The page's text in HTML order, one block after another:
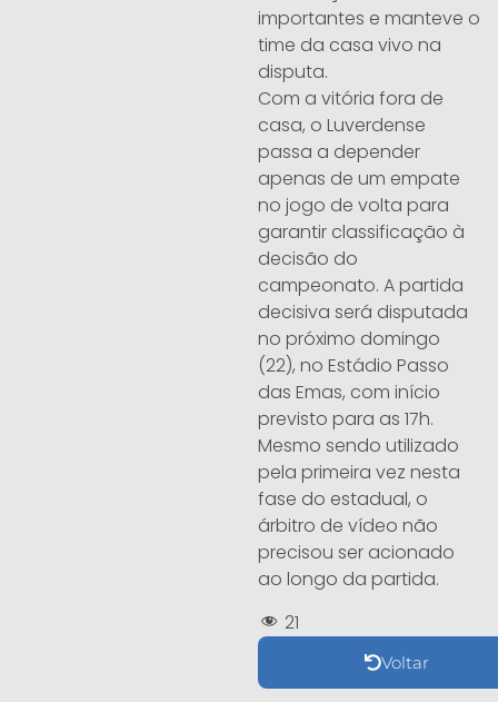
importantes e manteve o
time da casa vivo na
disputa.
Com a vitória fora de
casa, o Luverdense
passa a depender
apenas de um empate
no jogo de volta para
garantir classificação à
decisão do
campeonato. A partida
decisiva será disputada
no próximo domingo
(22), no Estádio Passo
das Emas, com início
previsto para as 17h.
Mesmo sendo utilizado
pela primeira vez nesta
fase do estadual, o
árbitro de vídeo não
precisou ser acionado
ao longo da partida.
21
Voltar